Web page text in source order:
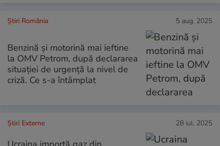
Știri România 5 aug. 2025
Benzină și motorină mai ieftine
la OMV Petrom, după declararea
situației de urgență la nivel de
criză. Ce s-a întâmplat
Știri Externe 28 iul. 2025